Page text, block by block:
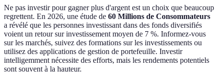
Ne pas investir pour gagner plus d'argent est un choix que beaucoup
regrettent. En 2026, une étude de 60 Millions de Consommateurs
a révélé que les personnes investissant dans des fonds diversifiés
voient un retour sur investissement moyen de 7 %. Informez-vous
sur les marchés, suivez des formations sur les investissements ou
utilisez des applications de gestion de portefeuille. Investir
intelligemment nécessite des efforts, mais les rendements potentiels
sont souvent à la hauteur.